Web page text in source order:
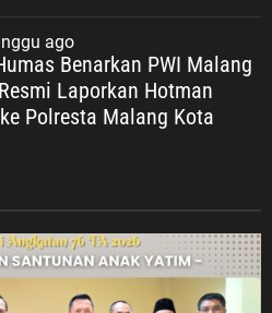
ago
Benarkan PWI Malang
Laporkan Hotman
Polresta Malang Kota